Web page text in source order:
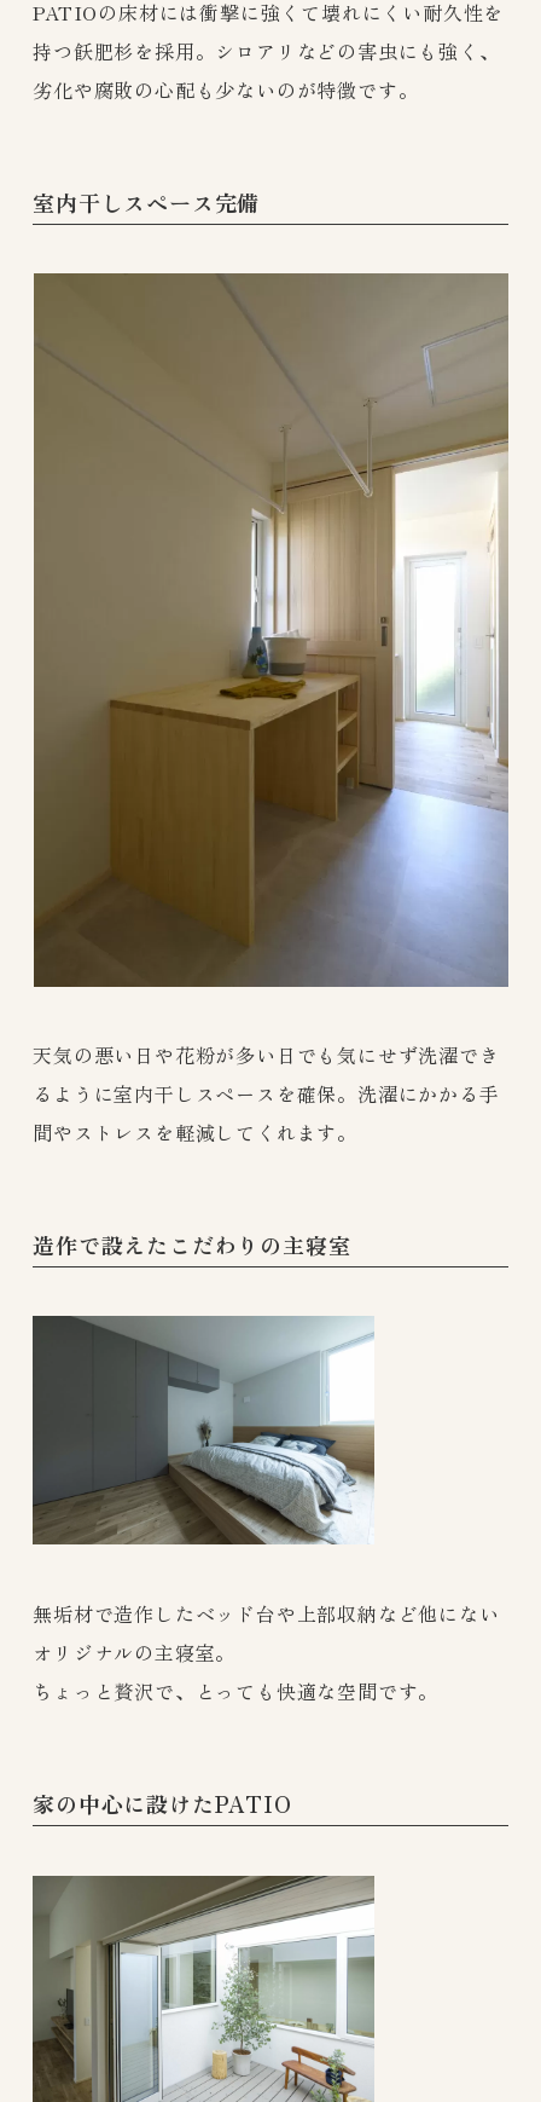
PATIOの床材には衝撃に強くて壊れにくい耐久性を
持つ飫肥杉を採用。シロアリなどの害虫にも強く、
劣化や腐敗の心配も少ないのが特徴です。
室内干しスペース完備
天気の悪い日や花粉が多い日でも気にせず洗濯でき
るように室内干しスペースを確保。洗濯にかかる手
間やストレスを軽減してくれます。
造作で設えたこだわりの主寝室
無垢材で造作したベッド台や上部収納など他にない
オリジナルの主寝室。
ちょっと贅沢で、とっても快適な空間です。
家の中心に設けたPATIO